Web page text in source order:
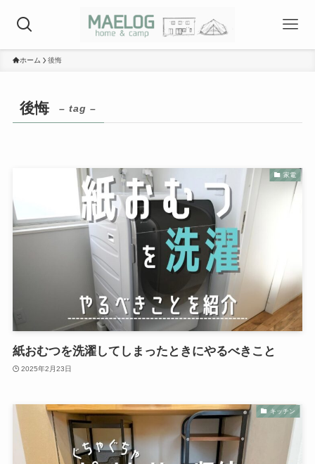
ホーム 後悔
後悔 – tag –
家電
紙おむつを洗濯してしまったときにやるべきこと
2025年2月23日
キッチン